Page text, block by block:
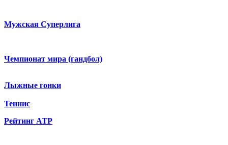
Мужская Суперлига
Чемпионат мира (гандбол)
Лыжные гонки
Теннис
Рейтинг ATP